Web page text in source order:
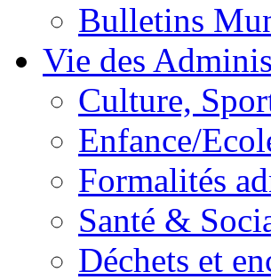
Bulletins
Vie des
Culture,
Enfance/
Formalités
Santé &
Déchets et